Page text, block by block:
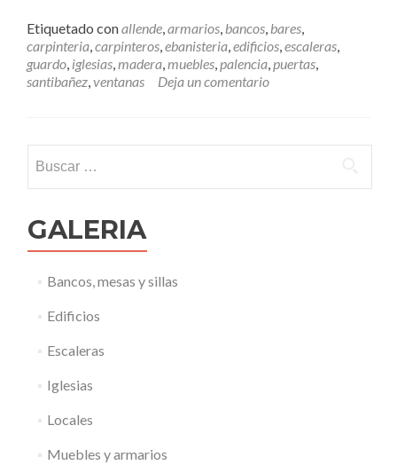
,
R
a
n
e
e
c
a
d
e
m
a
Etiquetado conallende,armarios, bancos, bares,
carpinteria,carpinteros,ebanisteria,edificios,escaleras,
guardo, iglesias,madera,muebles,palencia,puertas,
santibañez,ventanas Deja un comentario
GALERIA
Bancos, mesas y sillas
Edificios
Escaleras
Iglesias
Locales
Muebles y armarios